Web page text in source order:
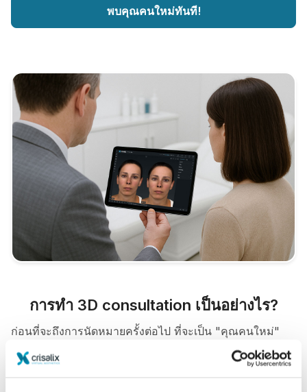
พบคุณคนใหม่ทันที!
การทำ 3D consultation เป็นอย่างไร?
ก่อนที่จะถึงการนัดหมายครั้งต่อไป ที่จะเป็น "คุณคนใหม่"
รับคำปรึกษาจาก
Centre médical esthétique de la
Valentine